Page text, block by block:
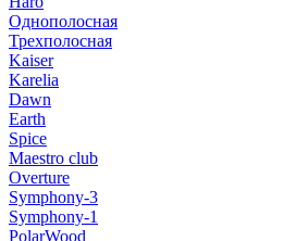
Однополосная
Трехполосная
Kaiser
Karelia
Dawn
Earth
Spice
Maestro club
Overture
Symphony-3
Symphony-1
PolarWood